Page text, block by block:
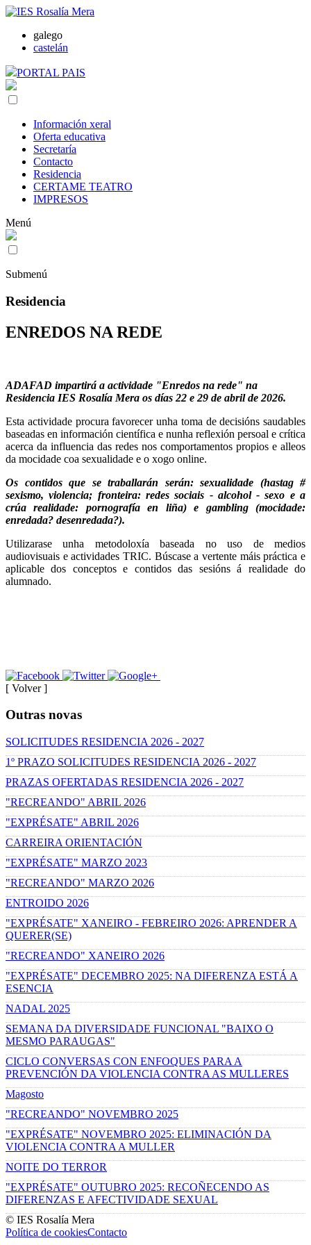
galego
castelán
PORTAL PAIS
Información xeral
Oferta educativa
Secretaría
Contacto
Residencia
CERTAME TEATRO
IMPRESOS
Menú
Submenú
Residencia
ENREDOS NA REDE
ADAFAD impartirá a actividade "Enredos na rede" na
Residencia IES Rosalía Mera os días 22 e 29 de abril de 2026.
Esta actividade procura favorecer unha toma de decisións saudables
baseadas en información científica e nunha reflexión persoal e crítica
acerca da influencia das redes nos comportamentos propios e alleos
da mocidade coa sexualidade e o xogo online.
Os contidos que se traballarán serán: sexualidade (hastag #
sexismo, violencia; fronteira: redes sociais - alcohol - sexo e a
crúa realidade: pornografía en liña) e gambling (mocidade:
enredada? desenredada?).
Utilizarase unha metodoloxía baseada no uso de medios
audiovisuais e actividades TRIC. Búscase a vertente máis práctica e
aplicable dos conceptos e contidos das sesións á realidade do
alumnado.
[ Volver ]
Outras novas
SOLICITUDES RESIDENCIA 2026 - 2027
1º PRAZO SOLICITUDES RESIDENCIA 2026 - 2027
PRAZAS OFERTADAS RESIDENCIA 2026 - 2027
"RECREANDO" ABRIL 2026
"EXPRÉSATE" ABRIL 2026
CARREIRA ORIENTACIÓN
"EXPRÉSATE" MARZO 2023
"RECREANDO" MARZO 2026
ENTROIDO 2026
"EXPRÉSATE" XANEIRO - FEBREIRO 2026: APRENDER A
QUERER(SE)
"RECREANDO" XANEIRO 2026
"EXPRÉSATE" DECEMBRO 2025: NA DIFERENZA ESTÁ A
ESENCIA
NADAL 2025
SEMANA DA DIVERSIDADE FUNCIONAL "BAIXO O
MESMO PARAUGAS"
CICLO CONVERSAS CON ENFOQUES PARA A
PREVENCIÓN DA VIOLENCIA CONTRA AS MULLERES
Magosto
"RECREANDO" NOVEMBRO 2025
"EXPRÉSATE" NOVEMBRO 2025: ELIMINACIÓN DA
VIOLENCIA CONTRA A MULLER
NOITE DO TERROR
"EXPRÉSATE" OUTUBRO 2025: RECOÑECENDO AS
DIFERENZAS E AFECTIVIDADE SEXUAL
© IES Rosalía Mera
Política de cookiesContacto